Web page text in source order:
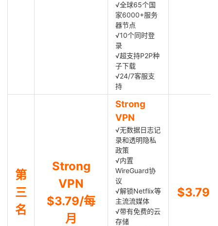
√全球65个国
家6000+服务
器节点
√10个同时登
录
√超支持P2P种
子下载
√24/7客服支
持
第
三
名
Strong
VPN
$3.79/每
月
Strong
VPN
√无数据日志记
录和透明隐私
政策
√内置
WireGuard协
议
√解锁Netflix等
主流流媒体
√带有免费的云
存储
$3.79